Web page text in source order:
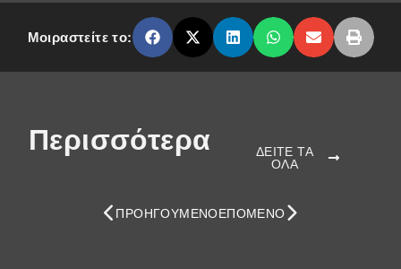
Μοιραστείτε το:
Περισσότερα
ΔΕΙΤΕ ΤΑ
ΟΛΑ
ΠΡΟΗΓΟΎΜΕΝΟΕΠΌΜΕΝΟ